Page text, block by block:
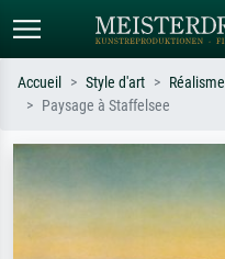
impressionnisme, vague de Hokusai,
Accueil Style d'art Réalisme
Paysage à Staffelsee